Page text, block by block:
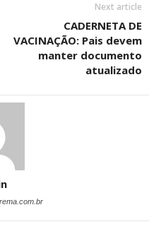
Next article
CADERNETA DE
VACINAÇÃO: Pais devem
manter documento
atualizado